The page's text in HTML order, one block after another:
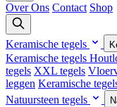
Over Ons Contact Shop
Keramische tegels
Keramische tegels
tegels XXL tegels
leggen Keramische
Natuursteen tegels